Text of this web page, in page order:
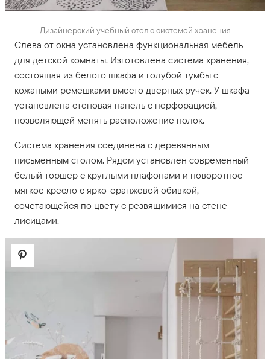
Дизайнерский учебный стол с системой хранения
Слева от окна установлена функциональная мебель
для детской комнаты. Изготовлена система хранения,
состоящая из белого шкафа и голубой тумбы с
кожаными ремешками вместо дверных ручек. У шкафа
установлена стеновая панель с перфорацией,
позволяющей менять расположение полок.
Система хранения соединена с деревянным
письменным столом. Рядом установлен современный
белый торшер с круглыми плафонами и поворотное
мягкое кресло с ярко-оранжевой обивкой,
сочетающейся по цвету с резвящимися на стене
лисицами.